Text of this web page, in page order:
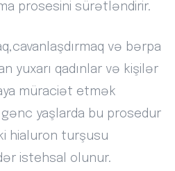
prosesini sürətləndirir.
və bərpa
yuxarı qadınlar və kişilər
müraciət etmək
yaşlarda bu prosedur
hialuron turşusu
istehsal olunur.